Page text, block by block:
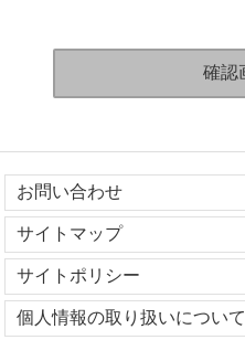
お問い合わせ
サイトマップ
サイトポリシー
個人情報の取り扱いについて